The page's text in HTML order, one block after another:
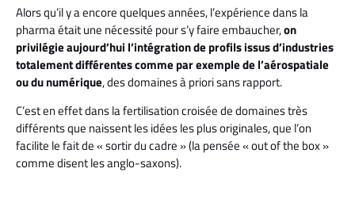
Alors qu’il y a encore quelques années, l’expérience dans la
pharma était une nécessité pour s’y faire embaucher,on
privilégie aujourd’hui l’intégration de profils issus d’industries
totalement différentes comme par exemple de l’aérospatiale
ou du numérique, des domaines à priori sans rapport.
C’est en effet dans la fertilisation croisée de domaines très
différents que naissent les idées les plus originales, que l’on
facilite le fait de « sortir du cadre » (la pensée « out of the box »
comme disent les anglo-saxons).